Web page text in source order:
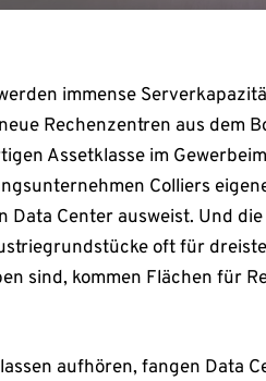
immense
Rechenzentren aus dem
Assetklasse im
Colliers
Data Center ausweist. Und
oft für
sind, kommen Flächen für
aufhören, fangen Data